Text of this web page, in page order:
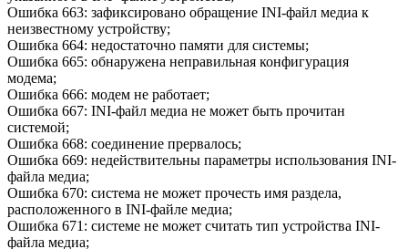
Ошибка 663: зафиксировано обращение INI-файл медиа к
неизвестному устройству;
Ошибка 664: недостаточно памяти для системы;
Ошибка 665: обнаружена неправильная конфигурация
модема;
Ошибка 666: модем не работает;
Ошибка 667: INI-файл медиа не может быть прочитан
системой;
Ошибка 668: соединение прервалось;
Ошибка 669: недействительны параметры использования INI-
файла медиа;
Ошибка 670: система не может прочесть имя раздела,
расположенного в INI-файле медиа;
Ошибка 671: системе не может считать тип устройства INI-
файла медиа;